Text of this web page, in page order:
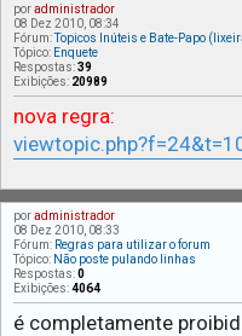
poradministrador
08 Dez 2010, 08:34
Fórum:Topicos Inúteis e Bate-Papo
Tópico: Enquete
Respostas:39
Exibições: 20989
nova regra:
poradministrador
08 Dez 2010, 08:33
Fórum: Regras para utilizar o forum
Tópico: Não poste pulando linhas
Respostas:0
Exibições:4064
é completamente